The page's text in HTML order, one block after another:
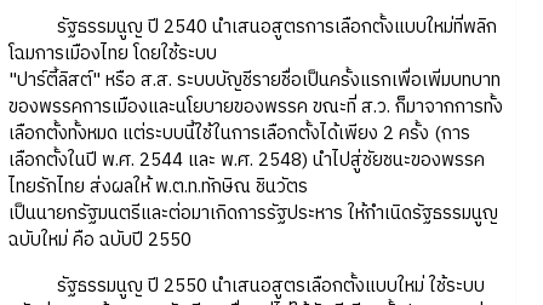
รัฐธรรมนูญ ปี 2540 นำเสนอสูตรการเลือกตั้งแบบใหม่ที่พลิก
โฉมการเมืองไทย โดยใช้ระบบ
"ปาร์ตี้ลิสต์" หรือ ส.ส. ระบบบัญชีรายชื่อเป็นครั้งแรกเพื่อเพิ่มบทบาท
ของพรรคการเมืองและนโยบายของพรรค ขณะที่ ส.ว. ก็มาจากการทั้ง
เลือกตั้งทั้งหมด แต่ระบบนี้ใช้ในการเลือกตั้งได้เพียง 2 ครั้ง (การ
เลือกตั้งในปี พ.ศ. 2544 และ พ.ศ. 2548) นำไปสู่ชัยชนะของพรรค
ไทยรักไทย ส่งผลให้ พ.ต.ท.ทักษิณ ชินวัตร
เป็นนายกรัฐมนตรีและต่อมาเกิดการรัฐประหาร ให้กำเนิดรัฐธรรมนูญ
ฉบับใหม่ คือ ฉบับปี 2550
รัฐธรรมนูญ ปี 2550 นำเสนอสูตรเลือกตั้งแบบใหม่ ใช้ระบบ